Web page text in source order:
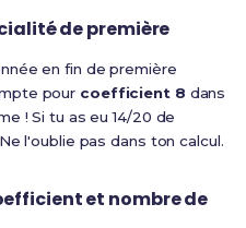
de première
en fin de première
pour coefficient 8 dans
! Si tu as eu 14/20 de
l'oublie pas dans ton calcul.
et nombre de